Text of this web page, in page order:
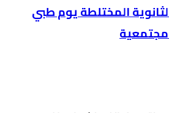
المختلطة يوم طبي